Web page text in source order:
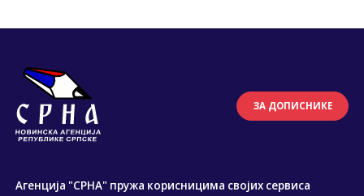
ЗА ДОПИСНИКЕ
Агенција "СРНА" пружа корисницима својих сервиса